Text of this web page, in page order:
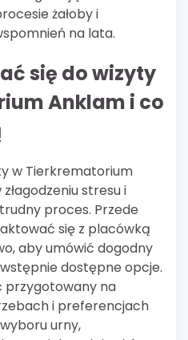
żałoby i
na lata.
się do wizyty
Anklam i co
w Tierkrematorium
stresu i
proces. Przede
się z placówką
aby umówić dogodny
dostępne opcje.
przygotowany na
i preferencjach
urny,